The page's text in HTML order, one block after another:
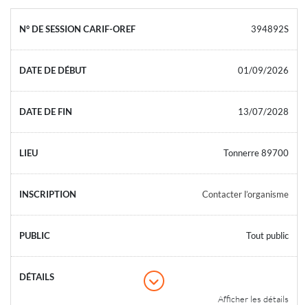
394892S
01/09/2026
13/07/2028
Tonnerre 89700
Contacter l’organisme
Tout public
Afficher les détails